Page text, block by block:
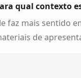
qual contexto
faz mais sentido
de